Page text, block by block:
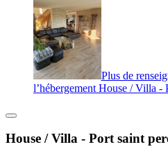
Plus de
l’hébergement House / Villa -
House / Villa - Port saint